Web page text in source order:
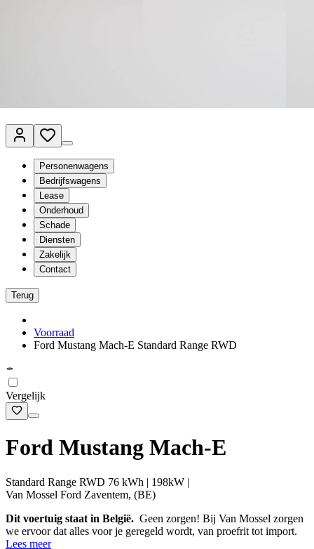
Personenwagens
Bedrijfswagens
Lease
Onderhoud
Schade
Diensten
Zakelijk
Contact
Terug
Voorraad
Ford Mustang Mach-E Standard Range RWD
Vergelijk
Ford Mustang Mach-E
Standard Range RWD 76 kWh | 198kW |
Van Mossel Ford Zaventem, (BE)
Dit voertuig staat in België. Geen zorgen! Bij Van Mossel zorgen
we ervoor dat alles voor je geregeld wordt, van proefrit tot import.
Lees meer